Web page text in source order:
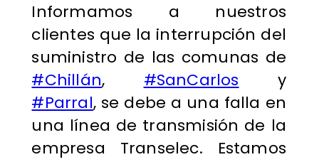
Informamos a nuestros
clientes que la interrupción del
suministro de las comunas de
#Chillán, #SanCarlos y
#Parral, se debe a una falla en
una línea de transmisión de la
empresa Transelec. Estamos